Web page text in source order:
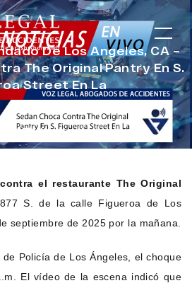
De Los Angeles, CA –
The Original Pantry En S.
Street En La
2025 Noticias de Accidentes
el restaurante The Original
S. de la calle Figueroa de Los
septiembre de 2025 por la mañana.
Policía de Los Ángeles, el choque
El vídeo de la escena indicó que